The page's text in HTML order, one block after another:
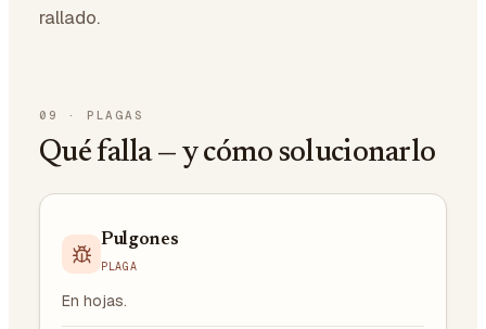
rallado.
09 · PLAGAS
Qué falla — y cómo solucionarlo
Pulgones
PLAGA
En hojas.